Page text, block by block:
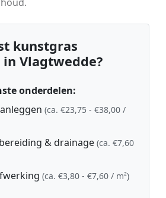
kunstgras
Vlagtwedde?
onderdelen:
(ca. €23,75 - €38,00 /
& drainage (ca. €7,60
(ca. €3,80 - €7,60 / m²)